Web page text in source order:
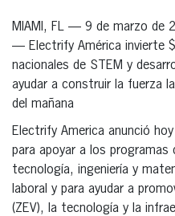
MIAMI, FL — 9 de marzo de
— Electrify América invierte
nacionales de STEM y
ayudar a construir la fuerza
del mañana
Electrify America anunció
para apoyar a los programas
tecnología, ingeniería y
laboral y para ayudar a
(ZEV), la tecnología y la